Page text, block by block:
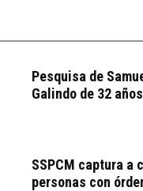
Pesquisa de
Galindo de 32 años
SSPCM captura a
personas con